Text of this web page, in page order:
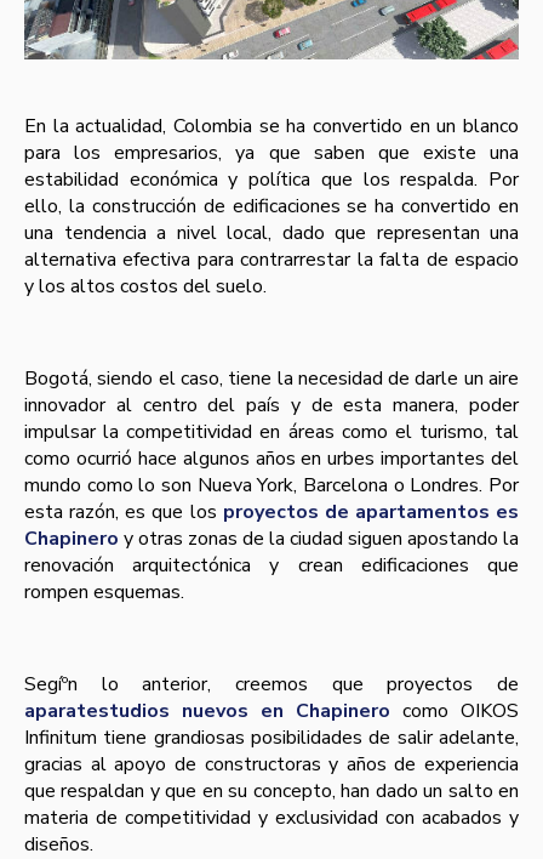
En la actualidad, Colombia se ha convertido en un blanco
para los empresarios, ya que saben que existe una
estabilidad económica y polí­tica que los respalda. Por
ello, la construcción de edificaciones se ha convertido en
una tendencia a nivel local, dado que representan una
alternativa efectiva para contrarrestar la falta de espacio
y los altos costos del suelo.
Bogotá, siendo el caso, tiene la necesidad de darle un aire
innovador al centro del paí­s y de esta manera, poder
impulsar la competitividad en áreas como el turismo, tal
como ocurrió hace algunos años en urbes importantes del
mundo como lo son Nueva York, Barcelona o Londres. Por
esta razón, es que los proyectos de apartamentos es
Chapinero y otras zonas de la ciudad siguen apostando la
renovación arquitectónica y crean edificaciones que
rompen esquemas.
Segíºn lo anterior, creemos que proyectos de
aparatestudios nuevos en Chapinero como OIKOS
Infinitum tiene grandiosas posibilidades de salir adelante,
gracias al apoyo de constructoras y años de experiencia
que respaldan y que en su concepto, han dado un salto en
materia de competitividad y exclusividad con acabados y
diseños.